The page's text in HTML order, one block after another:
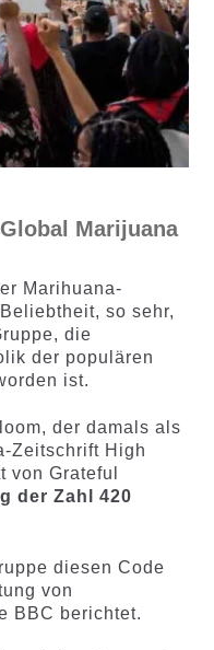
Marijuana
Marihuana-
so sehr,
die
der populären
ist.
der damals als
Zeitschrift High
von Grateful
der Zahl 420
diesen Code
von
BBC berichtet.